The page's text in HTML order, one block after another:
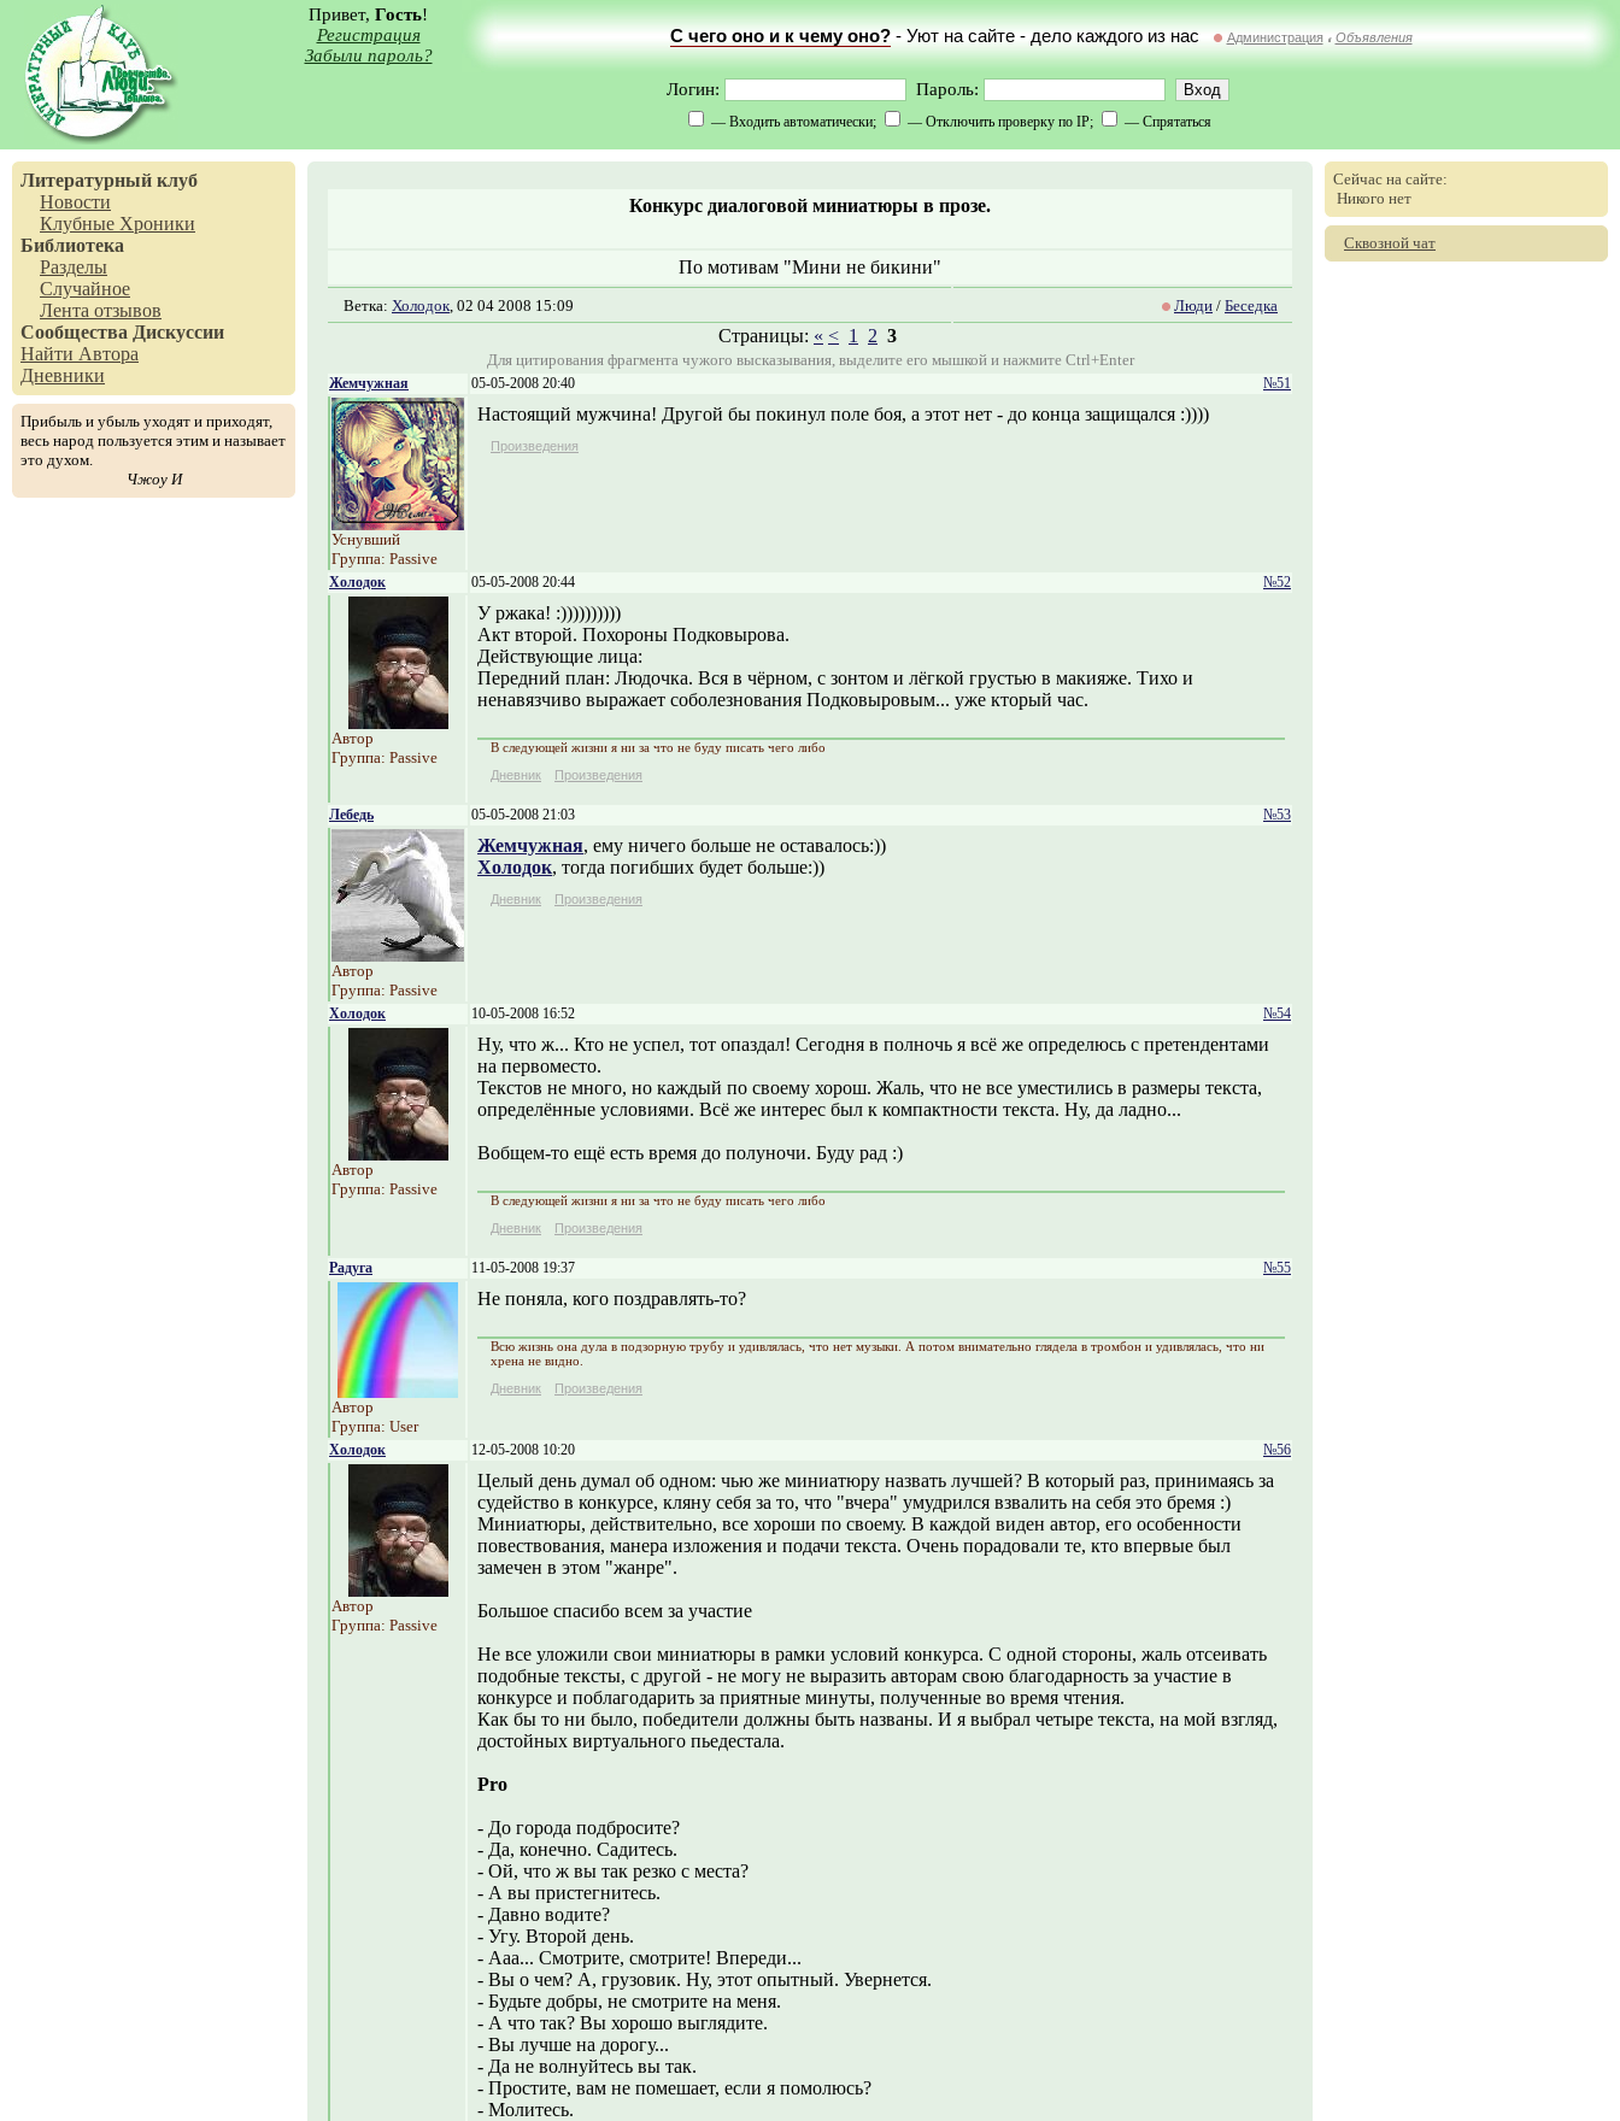
Привет, Гость!
Регистрация
Забыли пароль?
С чего оно и к чему оно?- Уют на сайте - дело каждого из нас Администрация // Объявления
Логин: Пароль:
— Входить автоматически; — Отключить проверку по IP; — Спрятаться
Литературный клуб
Новости
Клубные Хроники
Библиотека
Разделы
Случайное
Лента отзывов
Сообщества Дискуссии
Найти Автора
Дневники
Прибыль и убыль уходят и приходят,
весь народ пользуется этим и называет
это духом.
Чжоу И
Конкурс диалоговой миниатюры в прозе.
По мотивам "Мини не бикини"
Ветка: Холодок, 02 04 2008 15:09 Люди / Беседка
Страницы: « < 1 2 3
Для цитирования фрагмента чужого высказывания, выделите его мышкой и нажмите Ctrl+Enter
Жемчужная 05-05-2008 20:40 №51
Уснувший
Группа: Passive
Настоящий мужчина! Другой бы покинул поле боя, а этот нет - до конца защищался :))))
Произведения
Холодок 05-05-2008 20:44 №52
Автор
Группа: Passive
У ржака! :))))))))))
Акт второй. Похороны Подковырова.
Действующие лица:
Передний план: Людочка. Вся в чёрном, с зонтом и лёгкой грустью в макияже. Тихо и
ненавязчиво выражает соболезнования Подковыровым... уже кторый час.
В следующей жизни я ни за что не буду писать чего либо
Дневник
Произведения
Лебедь 05-05-2008 21:03 №53
Автор
Группа: Passive
Жемчужная, ему ничего больше не оставалось:))
Холодок, тогда погибших будет больше:))
Дневник Произведения
Холодок 10-05-2008 16:52 №54
Автор
Группа: Passive
Ну, что ж... Кто не успел, тот опаздал! Сегодня в полночь я всё же определюсь с претендентами
на первоместо.
Текстов не много, но каждый по своему хорош. Жаль, что не все уместились в размеры текста,
определённые условиями. Всё же интерес был к компактности текста. Ну, да ладно...
Вобщем-то ещё есть время до полуночи. Буду рад :)
В следующей жизни я ни за что не буду писать чего либо
Дневник
Произведения
Радуга 11-05-2008 19:37 №55
Автор
Группа: User
Не поняла, кого поздравлять-то?
Всю жизнь она дула в подзорную трубу и удивлялась, что нет музыки. А потом внимательно глядела в тромбон и удивлялась, что ни
хрена не видно.
Дневник
Произведения
Холодок 12-05-2008 10:20 №56
Автор
Группа: Passive
Целый день думал об одном: чью же миниатюру назвать лучшей? В который раз, принимаясь за
судейство в конкурсе, кляну себя за то, что "вчера" умудрился взвалить на себя это бремя :)
Миниатюры, действительно, все хороши по своему. В каждой виден автор, его особенности
повествования, манера изложения и подачи текста. Очень порадовали те, кто впервые был
замечен в этом "жанре".
Большое спасибо всем за участие
Не все уложили свои миниатюры в рамки условий конкурса. С одной стороны, жаль отсеивать
подобные тексты, с другой - не могу не выразить авторам свою благодарность за участие в
конкурсе и поблагодарить за приятные минуты, полученные во время чтения.
Как бы то ни было, победители должны быть названы. И я выбрал четыре текста, на мой взгляд,
достойных виртуального пьедестала.
Pro
- До города подбросите?
- Да, конечно. Садитесь.
- Ой, что ж вы так резко с места?
- А вы пристегнитесь.
- Давно водите?
- Угу. Второй день.
- Ааа... Смотрите, смотрите! Впереди...
- Вы о чем? А, грузовик. Ну, этот опытный. Увернется.
- Будьте добры, не смотрите на меня.
- А что так? Вы хорошо выглядите.
- Вы лучше на дорогу...
- Да не волнуйтесь вы так.
- Простите, вам не помешает, если я помолюсь?
- Молитесь.
Сейчас на сайте:
Никого нет
Сквозной чат